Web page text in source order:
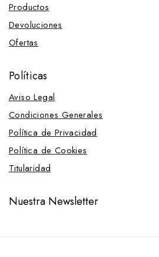
Productos
Devoluciones
Ofertas
Políticas
Aviso Legal
Condiciones Generales
Política de Privacidad
Política de Cookies
Titularidad
Nuestra Newsletter